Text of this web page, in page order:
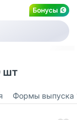
Бонусы
шт
Формы выпуска